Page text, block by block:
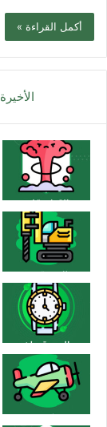
أكمل القراءة »
الأخيرة